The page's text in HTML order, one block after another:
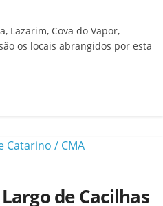
Lazarim, Cova do Vapor,
os locais abrangidos por esta
de Cacilhas